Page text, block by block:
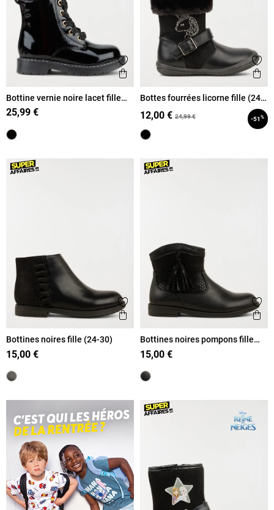
Ajouter aux favoris
Aperçu rapide
Bottine vernie noire lacet fille
(24-30)
25,99 €
Bottes fourrées licorne fille (24-
12,00 € 24,99 € -51%
Ajouter aux favoris
Aperçu rapide
Bottines noires fille (24-30)
15,00 €
Bottines noires pompons fille
(25-30)
15,00 €